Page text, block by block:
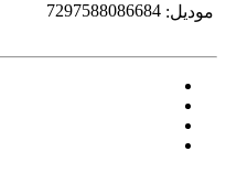
موديل: 7297588086684